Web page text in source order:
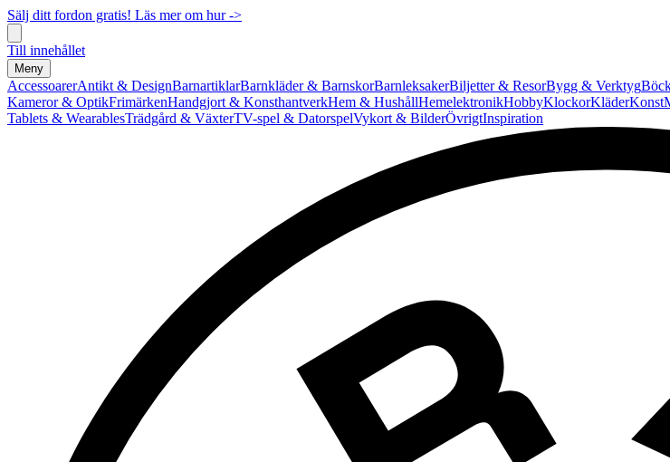
Sälj ditt fordon gratis! Läs mer om hur ->
Till innehållet
Meny
AccessoarerAntikt & DesignBarnartiklarBarnkläder & BarnskorBarnleksakerBiljetter & ResorBygg & Verktyg
Kameror & OptikFrimärkenHandgjort & KonsthantverkHem & HushållHemelektronikHobbyKlockorKläderKonst
Tablets & WearablesTrädgård & VäxterTV-spel & DatorspelVykort & BilderÖvrigtInspiration